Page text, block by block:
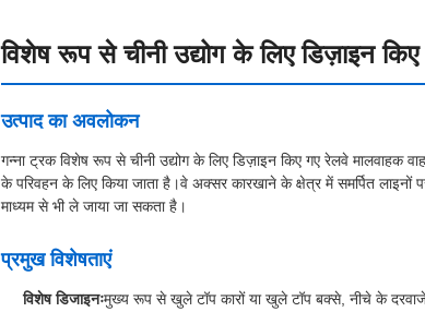
विशेष रूप से चीनी उद्योग के लिए डिज़ाइन
उत्पाद का अवलोकन
गन्ना ट्रक विशेष रूप से चीनी उद्योग के लिए डिज़ाइन किए गए रेलवे मालवाहक
के परिवहन के लिए किया जाता है।वे अक्सर कारखाने के क्षेत्र में समर्पित
माध्यम से भी ले जाया जा सकता है।
प्रमुख विशेषताएं
विशेष डिजाइनःमुख्य रूप से खुले टॉप कारों या खुले टॉप बक्से, नीचे के